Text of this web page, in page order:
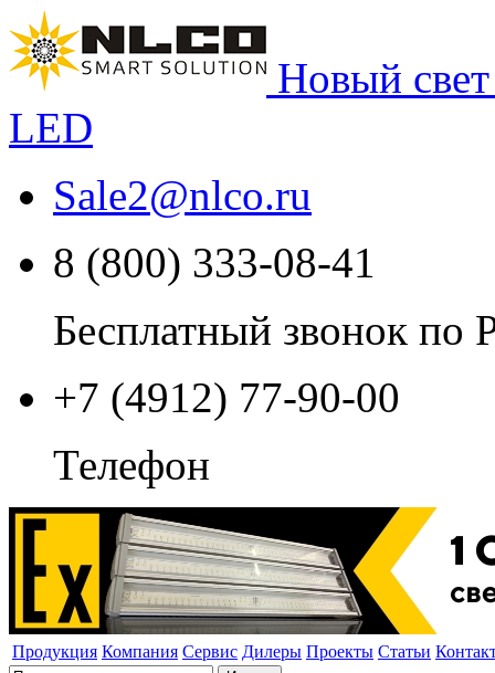
Новый
LED
Sale2@nlco.ru
8 (800) 333-08-41
Бесплатный звонок по
+7 (4912) 77-90-00
Телефон
Продукция Компания Сервис Дилеры Проекты Статьи